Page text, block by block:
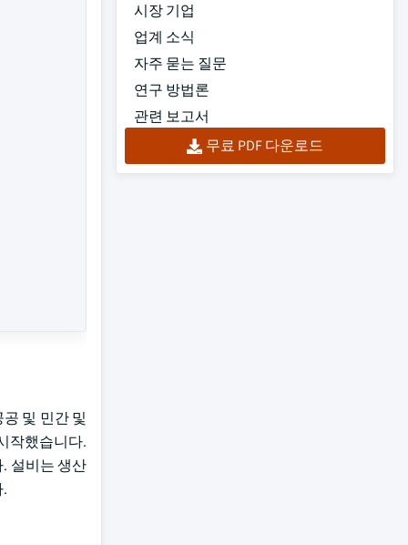
및 민간 및
작했습니다.
. 설비는 생산
시장 기업
업계 소식
자주 묻는 질문
연구 방법론
관련 보고서
무료 PDF 다운로드